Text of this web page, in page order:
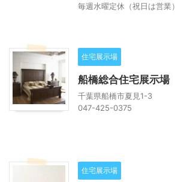
毎週水曜定休（祝日は営業）
住宅展示場
船橋総合住宅展示場
千葉県船橋市夏見1-3
047-425-0375
住宅展示場